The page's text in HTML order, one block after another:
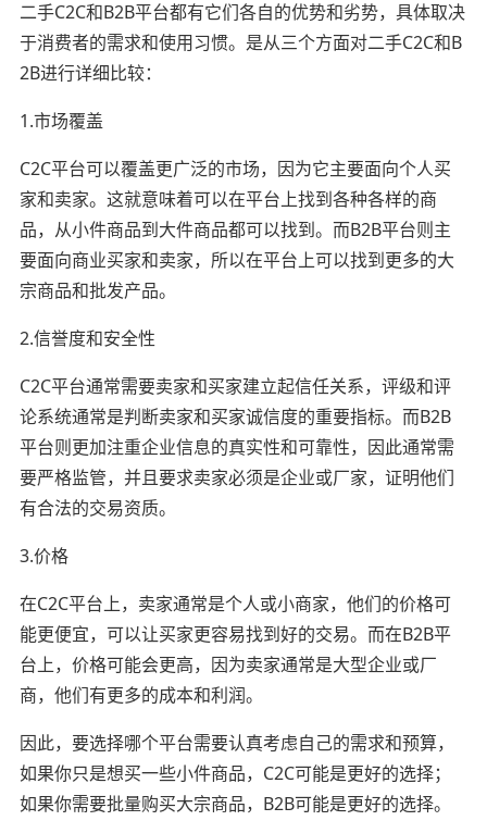
二手C2C和B2B平台都有它们各自的优势和劣势，具体取决
于消费者的需求和使用习惯。是从三个方面对二手C2C和B
2B进行详细比较：
1.市场覆盖
C2C平台可以覆盖更广泛的市场，因为它主要面向个人买
家和卖家。这就意味着可以在平台上找到各种各样的商
品，从小件商品到大件商品都可以找到。而B2B平台则主
要面向商业买家和卖家，所以在平台上可以找到更多的大
宗商品和批发产品。
2.信誉度和安全性
C2C平台通常需要卖家和买家建立起信任关系，评级和评
论系统通常是判断卖家和买家诚信度的重要指标。而B2B
平台则更加注重企业信息的真实性和可靠性，因此通常需
要严格监管，并且要求卖家必须是企业或厂家，证明他们
有合法的交易资质。
3.价格
在C2C平台上，卖家通常是个人或小商家，他们的价格可
能更便宜，可以让买家更容易找到好的交易。而在B2B平
台上，价格可能会更高，因为卖家通常是大型企业或厂
商，他们有更多的成本和利润。
因此，要选择哪个平台需要认真考虑自己的需求和预算，
如果你只是想买一些小件商品，C2C可能是更好的选择；
如果你需要批量购买大宗商品，B2B可能是更好的选择。